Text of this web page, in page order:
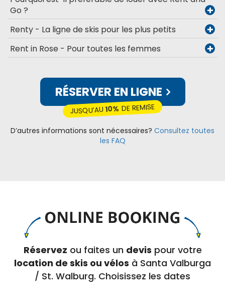
Go ?
Renty - La ligne de skis pour les plus petits
Rent in Rose - Pour toutes les femmes
RÉSERVER EN LIGNE
JUSQU’AU10% DE REMISE
D’autres informations sont nécessaires? Consultez toutes
les FAQ
Réservez ou faites un devis pour votre
location de skis ou vélos à Santa Valburga
/ St. Walburg. Choisissez les dates